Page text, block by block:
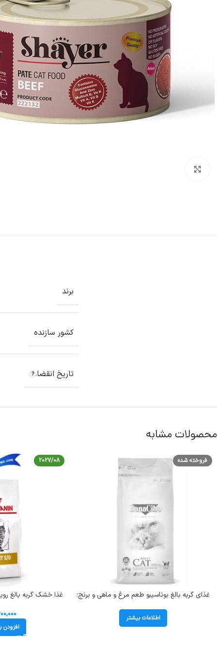
برند
کشور سازنده
تاریخ انقضاء
محصولات مشابه
فروخته شده
غذای گربه بالغ بوناسیبو طعم مرغ و ماهی و برنج؛
اطلاعات بیشتر
2027/08
غذا خشک گربه بالغ
S/O